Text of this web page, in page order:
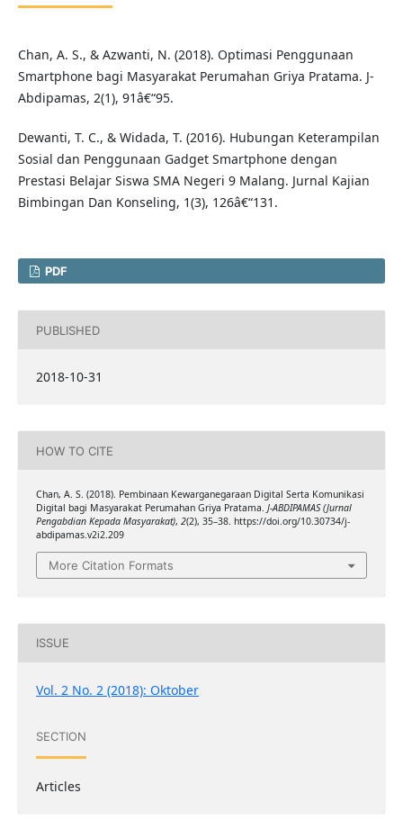
Chan, A. S., & Azwanti, N. (2018). Optimasi Penggunaan
Smartphone bagi Masyarakat Perumahan Griya Pratama. J-
Abdipamas, 2(1), 91â€“95.
Dewanti, T. C., & Widada, T. (2016). Hubungan Keterampilan
Sosial dan Penggunaan Gadget Smartphone dengan
Prestasi Belajar Siswa SMA Negeri 9 Malang. Jurnal Kajian
Bimbingan Dan Konseling, 1(3), 126â€“131.
PDF
PUBLISHED
2018-10-31
HOW TO CITE
Chan, A. S. (2018). Pembinaan Kewarganegaraan Digital Serta Komunikasi
Digital bagi Masyarakat Perumahan Griya Pratama. J-ABDIPAMAS (Jurnal
Pengabdian Kepada Masyarakat), 2(2), 35–38. https://doi.org/10.30734/j-
abdipamas.v2i2.209
More Citation Formats
ISSUE
Vol. 2 No. 2 (2018): Oktober
SECTION
Articles